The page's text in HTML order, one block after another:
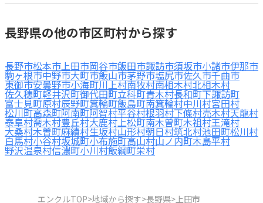
長野県の他の市区町村から探す
長野市松本市上田市岡谷市飯田市諏訪市須坂市小諸市伊那市
駒ヶ根市中野市大町市飯山市茅野市塩尻市佐久市千曲市
東御市安曇野市小海町川上村南牧村南相木村北相木村
佐久穂町軽井沢町御代田町立科町青木村長和町下諏訪町
富士見町原村辰野町箕輪町飯島町南箕輪村中川村宮田村
松川町高森町阿南町阿智村平谷村根羽村下條村売木村天龍村
泰阜村喬木村豊丘村大鹿村上松町南木曽町木祖村王滝村
大桑村木曽町麻績村生坂村山形村朝日村筑北村池田町松川村
白馬村小谷村坂城町小布施町高山村山ノ内町木島平村
野沢温泉村信濃町小川村飯綱町栄村
エンクルTOP>地域から探す>長野県>上田市